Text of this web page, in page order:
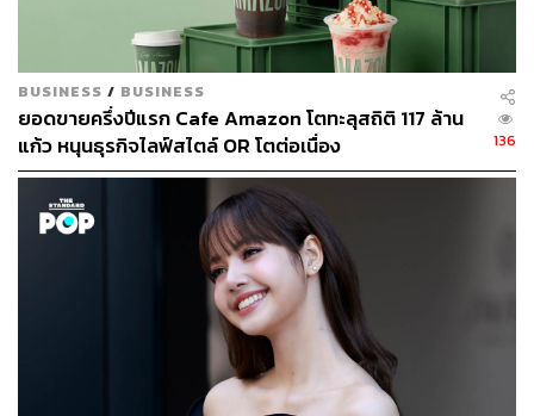
มุมมองระยะยาว:
SCBS คาดว่าแนวโน้มกำไรปกติ 2565 ของ SCGP จะเติบโต
22% โดยได้รับการสนับสนุนจากธุรกิจของบริษัทเองที่ปรับ
ตัวดีขึ้น การขยายกำลังการผลิตในโครงการที่สร้างเสร็จแล้ว
และมีรายได้แล้ว (Brownfield) และการเติบโตจากดีล M&P
นอกจากนี้ SCGP ตั้งเป้าเสริมสร้างความแข็งแกร่งในฐานะ
ผู้นำตลาดบรรจุภัณฑ์ในอาเซียนผ่านทางการขยายกำลังการ
ผลิตของบริษัท หรือทำ M&P โดยจะนำรูปแบบการทำธุรกิจ
แบบบูรณาการในแนวตั้งในประเทศไทยไปใช้ในประเทศอื่นๆ
และเพิ่มความสามารถในการเข้าถึงตลาดสู่กลุ่มสินค้า
อุปโภคบริโภคที่เติบโตสูงขึ้น
BUSINESS / BUSINESS
ยอดขายครึ่งปีแรก Cafe Amazon โตทะลุสถิติ 117 ล้าน
แก้ว หนุนธุรกิจไลฟ์สไตล์ OR โตต่อเนื่อง
136